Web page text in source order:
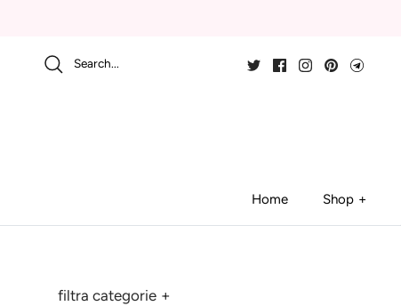
Search...
Home Shop
filtra categorie